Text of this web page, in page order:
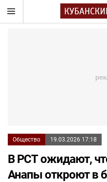
Общество 19.03.2026 17:18
В РСТ ожидают,
Анапы откроют в